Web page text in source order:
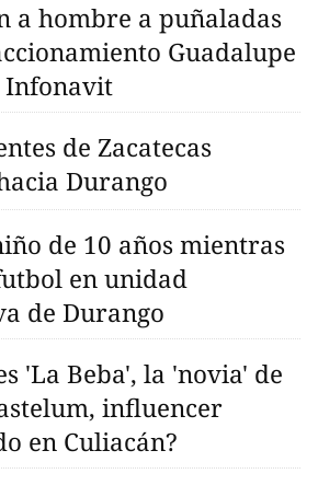
a hombre a puñaladas
Guadalupe
de Zacatecas
Durango
de 10 años mientras
en unidad
de Durango
'La Beba', la 'novia' de
influencer
en Culiacán?